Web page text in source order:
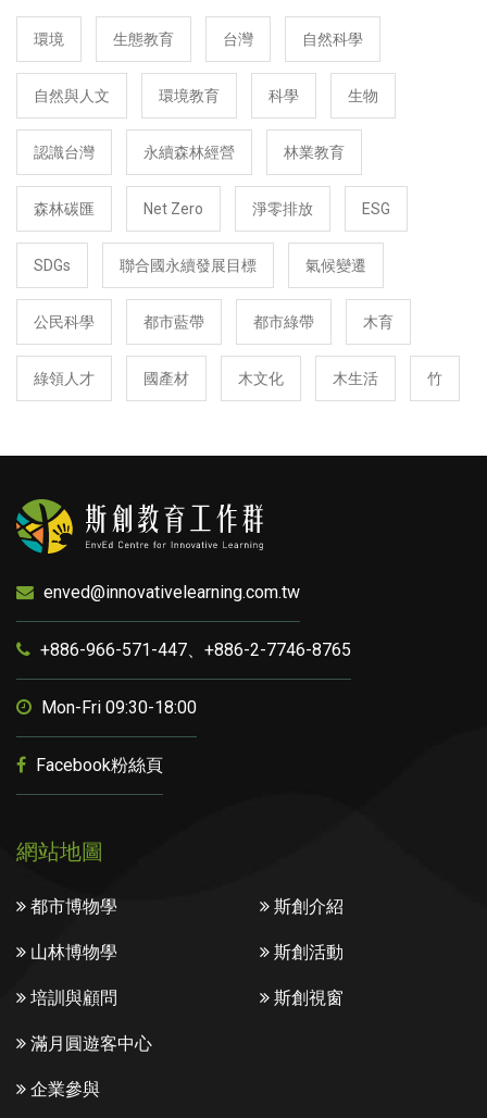
環境 生態教育 台灣 自然科學
自然與人文 環境教育 科學 生物
認識台灣 永續森林經營 林業教育
森林碳匯 Net Zero 淨零排放 ESG
SDGs 聯合國永續發展目標 氣候變遷
公民科學 都市藍帶 都市綠帶 木育
綠領人才 國產材 木文化 木生活 竹
enved@innovativelearning.com.tw
+886-966-571-447、+886-2-7746-8765
Mon-Fri 09:30-18:00
Facebook粉絲頁
網站地圖
都市博物學
山林博物學
培訓與顧問
滿月圓遊客中心
企業參與
斯創介紹
斯創活動
斯創視窗